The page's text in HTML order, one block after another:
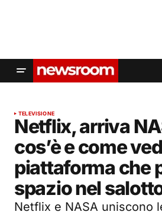
TELEVISIONE
Netflix, arriva
cos’è e come
piattaforma che
spazio nel
Netflix e NASA uniscono